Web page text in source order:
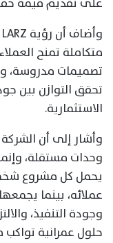
متكاملة تمنح
تصميمات مدروسة،
تحقق التوازن بين
الاستثمارية.
وأشار إلى أن الشركة
وحدات مستقلة،
يحمل كل مشروع
عملائه، بينما
وجودة التنفيذ،
حلول عمرانية